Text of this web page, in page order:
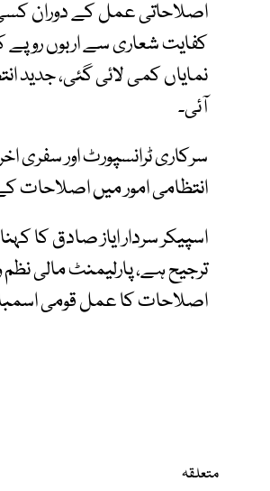
اصلاحاتی عمل کے دوران کسی
کفایت شعاری سے اربوں
نمایاں کمی لائی گئی، جدید
آئی۔
سرکاری ٹرانسپورٹ اور سفری
انتظامی امور میں اصلاحات کے ذریعے 2.5 ارب روپے
اسپیکر سردار ایاز صادق کا
ترجیح ہے، پارلیمنٹ مالی
اصلاحات کا عمل قومی
متعلقہ